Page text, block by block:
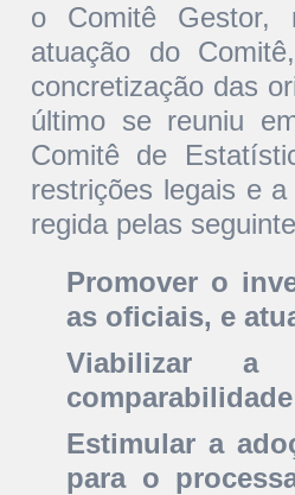
o Comitê Gestor,
atuação do
concretização das
último se reuniu
Comitê de
restrições legais e
regida pelas
Promover o
as oficiais, e
Viabilizar a
Estimular a
para o